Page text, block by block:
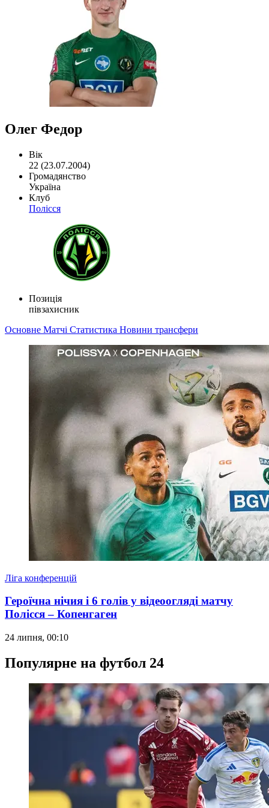
Олег Федор
Вік
22 (23.07.2004)
Громадянство
Україна
Клуб
Полісся
Позиція
півзахисник
Основне Матчі Статистика Новини трансфери
Ліга конференцій
Героїчна нічия і 6 голів у відеоогляді матчу
Полісся – Копенгаген
24 липня, 00:10
Популярне на футбол 24